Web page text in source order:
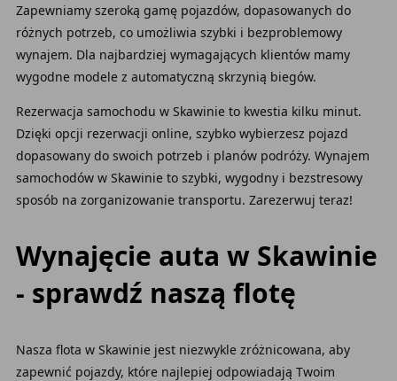
Zapewniamy szeroką gamę pojazdów, dopasowanych do
różnych potrzeb, co umożliwia szybki i bezproblemowy
wynajem. Dla najbardziej wymagających klientów mamy
wygodne modele z automatyczną skrzynią biegów.
Rezerwacja samochodu w Skawinie to kwestia kilku minut.
Dzięki opcji rezerwacji online, szybko wybierzesz pojazd
dopasowany do swoich potrzeb i planów podróży. Wynajem
samochodów w Skawinie to szybki, wygodny i bezstresowy
sposób na zorganizowanie transportu. Zarezerwuj teraz!
Wynajęcie auta w Skawinie
- sprawdź naszą flotę
Nasza flota w Skawinie jest niezwykle zróżnicowana, aby
zapewnić pojazdy, które najlepiej odpowiadają Twoim